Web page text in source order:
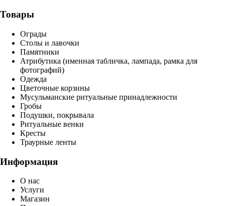
Товары
Ограды
Столы и лавочки
Памятники
Атрибутика (именная табличка, лампада, рамка для
фотографий)
Одежда
Цветочные корзины
Мусульманские ритуальные принадлежности
Гробы
Подушки, покрывала
Ритуальные венки
Кресты
Траурные ленты
Информация
О нас
Услуги
Магазин